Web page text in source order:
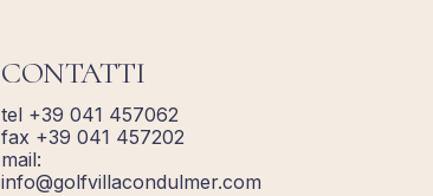
CONTATTI
tel +39 041 457062
fax +39 041 457202
mail:
info@golfvillacondulmer.com